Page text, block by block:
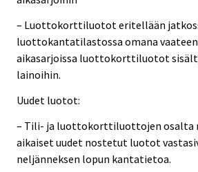
– Luottokorttiluotot eritellään
luottokantatilastossa omana
aikasarjoissa luottokorttiluotot
lainoihin.
Uudet luotot:
– Tili- ja luottokorttiluottojen osalta
aikaiset uudet nostetut luotot
neljänneksen lopun kantatietoa.